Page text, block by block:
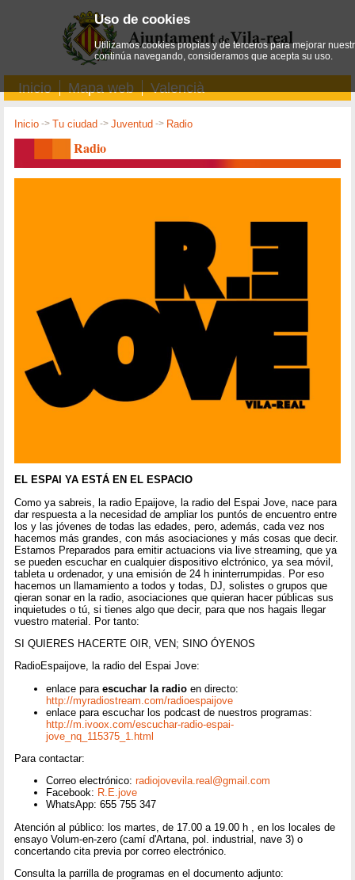
Inicio Mapa web Valencià
Inicio ->Tu ciudad ->Juventud -> Radio
Radio
EL ESPAI YA ESTÁ EN EL ESPACIO
Como ya sabreis, la radio Epaijove, la radio del Espai Jove, nace para
dar respuesta a la necesidad de ampliar los puntós de encuentro entre
los y las jóvenes de todas las edades, pero, además, cada vez nos
hacemos más grandes, con más asociaciones y más cosas que decir.
Estamos Preparados para emitir actuacions via live streaming, que ya
se pueden escuchar en cualquier dispositivo elctrónico, ya sea móvil,
tableta u ordenador, y una emisión de 24 h ininterrumpidas. Por eso
hacemos un llamamiento a todos y todas, DJ, solistes o grupos que
qieran sonar en la radio, asociaciones que quieran hacer públicas sus
inquietudes o tú, si tienes algo que decir, para que nos hagais llegar
vuestro material. Por tanto:
SI QUIERES HACERTE OIR, VEN; SINO ÓYENOS
RadioEspaijove, la radio del Espai Jove:
enlace paraescuchar la radio en directo:
http://myradiostream.com/radioespaijove
enlace para escuchar los podcast de nuestros programas:
http://m.ivoox.com/escuchar-radio-espai-
jove_nq_115375_1.html
Para contactar:
Correo electrónico:radiojovevila.real@gmail.com
Facebook: R.E.jove
WhatsApp: 655 755 347
Atención al público: los martes, de 17.00 a 19.00 h , en los locales de
ensayo Volum-en-zero (camí d'Artana, pol. industrial, nave 3) o
concertando cita previa por correo electrónico.
Consulta la parrilla de programas en el documento adjunto:
Uso de cookies
Utilizamos cookies propias y de terceros para mejorar
continúa navegando, consideramos que acepta su uso.